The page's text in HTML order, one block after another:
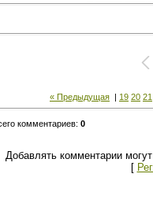
« Предыдущая | 19 20 21
комментариев: 0
Добавлять комментарии
[